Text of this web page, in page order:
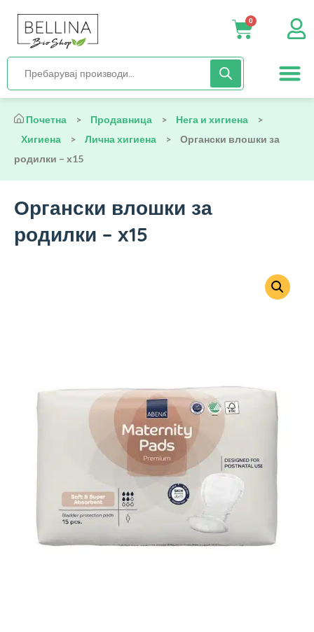
0
Почетна > Продавница > Нега и хигиена
>
Хигиена
> Лична хигиена >
Органски влошки за
родилки – х15
Органски влошки за
родилки – х15